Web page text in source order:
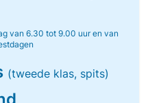
van 6.30 tot 9.00 uur en van
(tweede klas, spits)